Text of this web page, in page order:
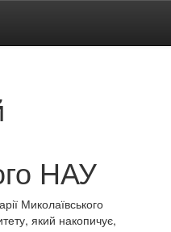
НАУ
Миколаївського
який накопичує,